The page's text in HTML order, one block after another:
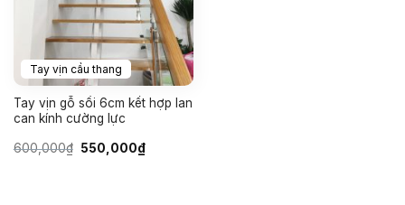
Tay vịn cầu thang
Tay vịn gỗ sồi 6cm kết hợp lan
can kính cường lực
600,000₫ Giá
550,000₫Giá
hiện